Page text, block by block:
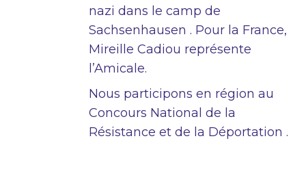
nazi dans le camp de
Sachsenhausen . Pour la France,
Mireille Cadiou représente
l’Amicale.
Nous participons en région au
Concours National de la
Résistance et de la Déportation .